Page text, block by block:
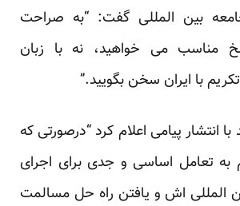
بین المللی گفت: “به صراحت
مناسب می خواهید، نه با زبان
با ایران سخن بگویید.”
انتشار پیامی اعلام کرد “درصورتی که
تعامل اساسی و جدی برای اجرای
المللی اش و یافتن راه حل مسالمت